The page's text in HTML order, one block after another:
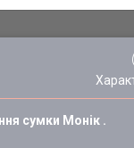
сумки Монік .